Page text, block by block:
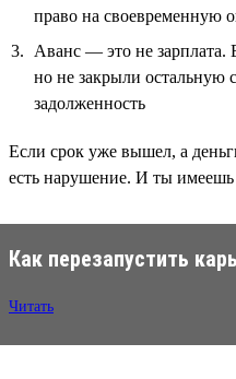
право на своевременную
Аванс — это не зарплата.
но не закрыли остальную
задолженность
Если срок уже вышел, а
есть нарушение. И ты
Как перезапустить
Читать